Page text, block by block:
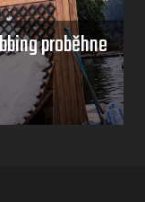
proběhne